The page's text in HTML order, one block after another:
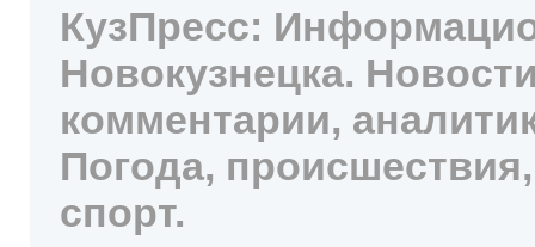
КузПресс:
Новокузнецка.
комментарии,
Погода,
спорт.